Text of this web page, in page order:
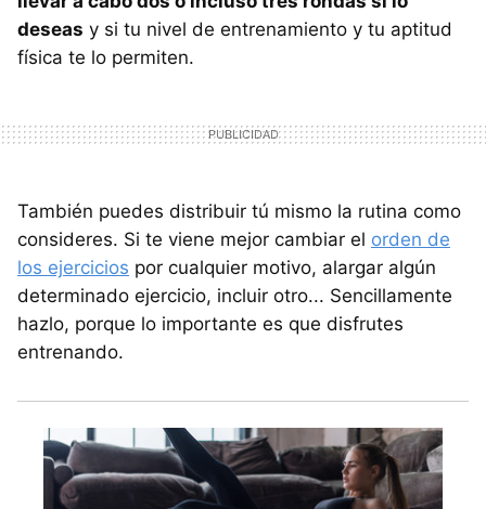
deseas y si tu nivel de entrenamiento y tu aptitud
física te lo permiten.
También puedes distribuir tú mismo la rutina como
consideres. Si te viene mejor cambiar el orden de
los ejercicios por cualquier motivo, alargar algún
determinado ejercicio, incluir otro... Sencillamente
hazlo, porque lo importante es que disfrutes
entrenando.